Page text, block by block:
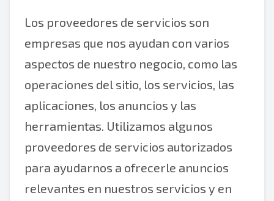
Los proveedores de servicios son
empresas que nos ayudan con varios
aspectos de nuestro negocio, como las
operaciones del sitio, los servicios, las
aplicaciones, los anuncios y las
herramientas. Utilizamos algunos
proveedores de servicios autorizados
para ayudarnos a ofrecerle anuncios
relevantes en nuestros servicios y en